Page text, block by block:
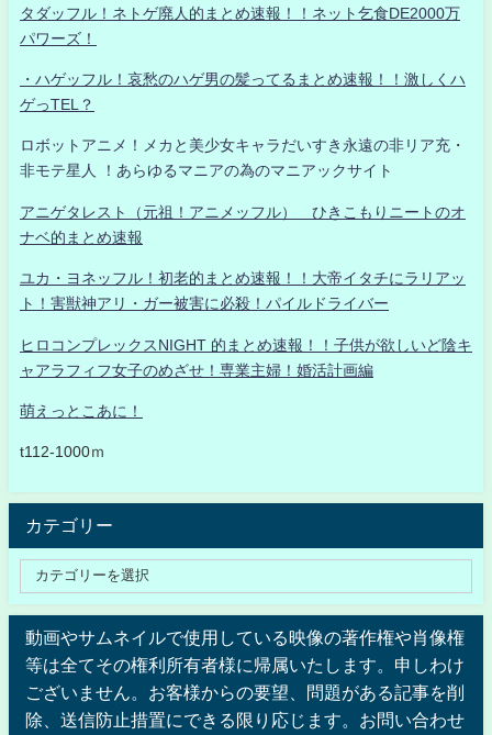
タダッフル！ネトゲ廃人的まとめ速報！！ネット乞食DE2000万
パワーズ！
・ハゲッフル！哀愁のハゲ男の髪ってるまとめ速報！！激しくハ
ゲっTEL？
ロボットアニメ！メカと美少女キャラだいすき永遠の非リア充・
非モテ星人 ！あらゆるマニアの為のマニアックサイト
アニゲタレスト（元祖！アニメッフル） ひきこもりニートのオ
ナベ的まとめ速報
ユカ・ヨネッフル！初老的まとめ速報！！大帝イタチにラリアッ
ト！害獣神アリ・ガー被害に必殺！パイルドライバー
ヒロコンプレックスNIGHT 的まとめ速報！！子供が欲しいど陰キ
ャアラフィフ女子のめざせ！専業主婦！婚活計画編
萌えっとこあに！
t112-1000ｍ
カテゴリー
動画やサムネイルで使用している映像の著作権や肖像権
等は全てその権利所有者様に帰属いたします。申しわけ
ございません。お客様からの要望、問題がある記事を削
除、送信防止措置にできる限り応じます。お問い合わせ